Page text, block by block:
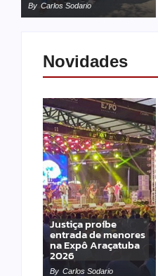
By Carlos Sodario
Novidades
Justiça proíbe
entrada de menores
na Expô Araçatuba
2026
By Carlos Sodario